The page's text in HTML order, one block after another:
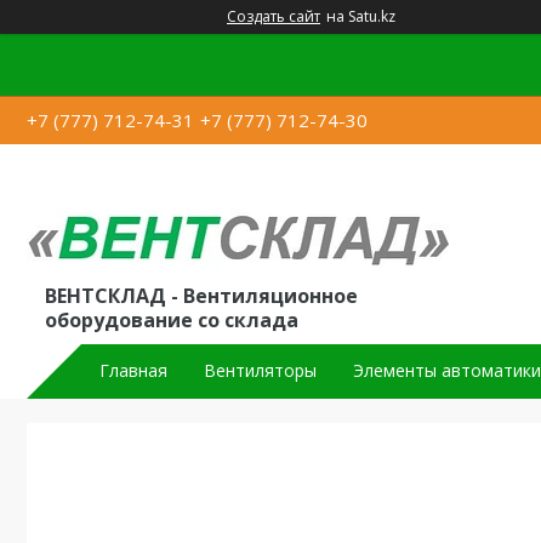
Создать сайт на Satu.kz
+7 (777) 712-74-31 +7 (777) 712-74-30
ВЕНТСКЛАД - Вентиляционное
оборудование со склада
Главная Вентиляторы Элементы автоматики